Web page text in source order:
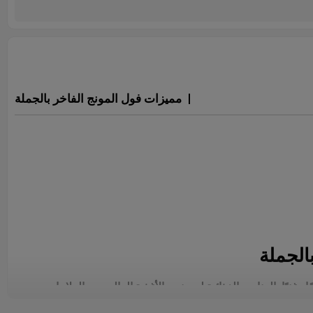
مميزات فول المونج الفاخر بالجملة
بالعناصر الغذائية لمصنعي الأغذية العالميين والعلامات